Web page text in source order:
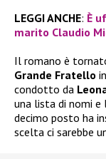
LEGGI ANCHE: È
marito Claudio
Il romano è
Grande Fratello
condotto da
una lista di nomi e
decimo posto ha
scelta ci sarebbe